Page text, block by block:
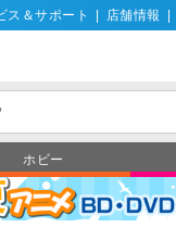
ス＆サポート 店舗情報
ホビー